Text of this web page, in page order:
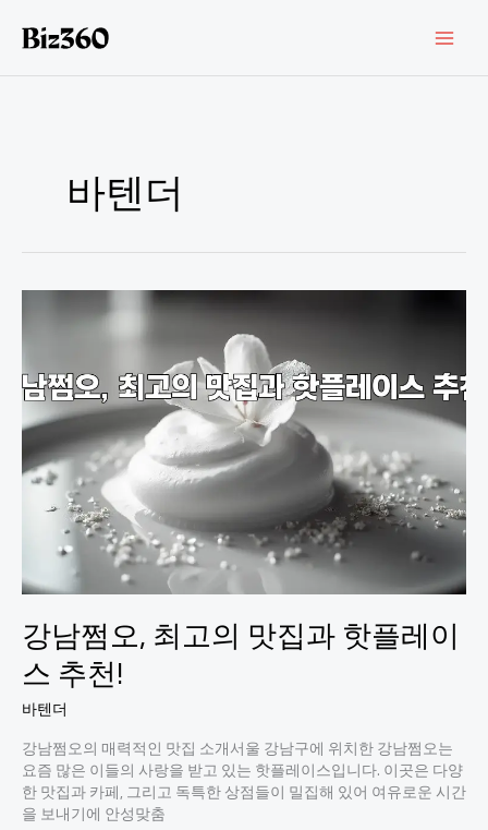
로
바텐더
강남쩜오, 최고의 맛집과 핫플레이
스 추천!
바텐더
강남쩜오의 매력적인 맛집 소개서울 강남구에 위치한 강남쩜오는
요즘 많은 이들의 사랑을 받고 있는 핫플레이스입니다. 이곳은 다양
한 맛집과 카페, 그리고 독특한 상점들이 밀집해 있어 여유로운 시간
을 보내기에 안성맞춤